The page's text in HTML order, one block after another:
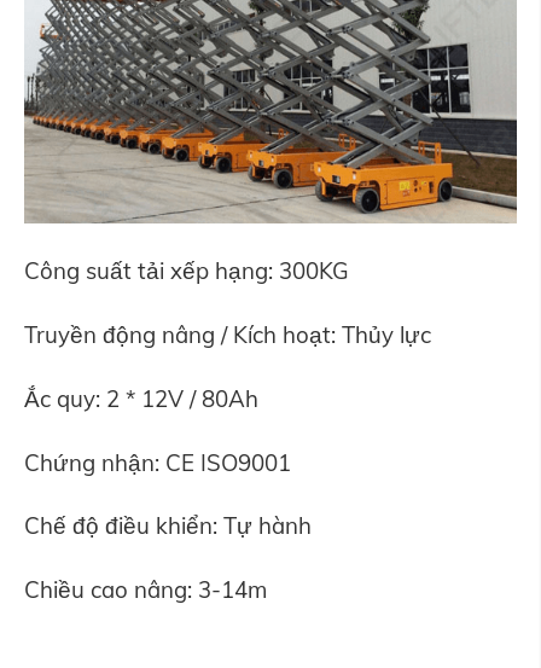
Công suất tải xếp hạng: 300KG
Truyền động nâng / Kích hoạt: Thủy lực
Ắc quy: 2 * 12V / 80Ah
Chứng nhận: CE ISO9001
Chế độ điều khiển: Tự hành
Chiều cao nâng: 3-14m